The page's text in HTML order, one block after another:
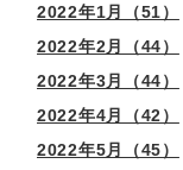
2022年1月（51）
2022年2月（44）
2022年3月（44）
2022年4月（42）
2022年5月（45）